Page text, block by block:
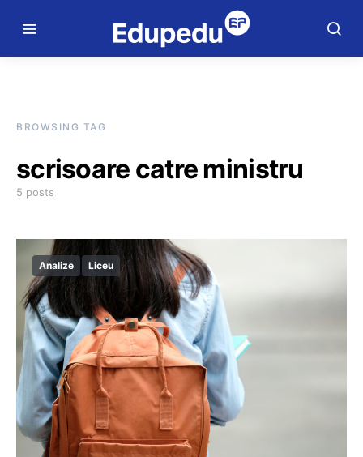
BROWSING TAG
scrisoare catre ministru
5 posts
Analize Liceu